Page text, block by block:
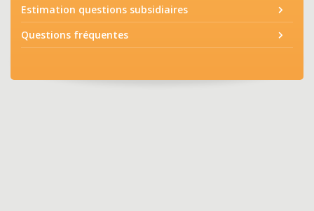
Estimation questions subsidiaires
Questions fréquentes